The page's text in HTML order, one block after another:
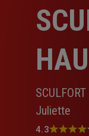
Juliette
Note
4.3